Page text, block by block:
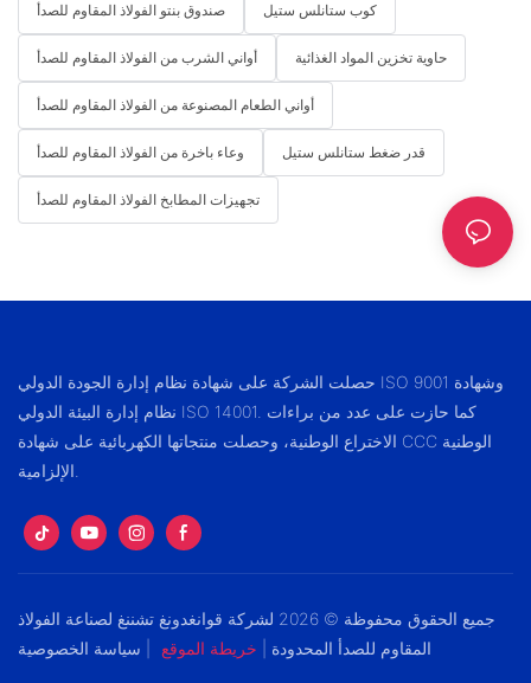
صندوق بنتو الفولاذ المقاوم للصدأ كوب ستانلس ستيل
أواني الشرب من الفولاذ المقاوم للصدأ حاوية تخزين المواد الغذائية
أواني الطعام المصنوعة من الفولاذ المقاوم للصدأ
وعاء باخرة من الفولاذ المقاوم للصدأ قدر ضغط ستانلس ستيل
تجهيزات المطابخ الفولاذ المقاوم للصدأ
حصلت الشركة على شهادة نظام إدارة الجودة الدولي ISO 9001 وشهادة
نظام إدارة البيئة الدولي ISO 14001. كما حازت على عدد من براءات
الاختراع الوطنية، وحصلت منتجاتها الكهربائية على شهادة CCC الوطنية
جميع الحقوق محفوظة © 2026 لشركة قوانغدونغ تشننغ لصناعة الفولاذ
المقاوم للصدأ المحدودة |
خريطة الموقع سياسة الخصوصية